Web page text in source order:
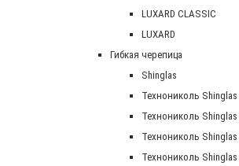
LUXARD CLASSIC
LUXARD
Гибкая черепица
Shinglas
Технониколь Shinglas
Технониколь Shinglas
Технониколь
Технониколь Shinglas